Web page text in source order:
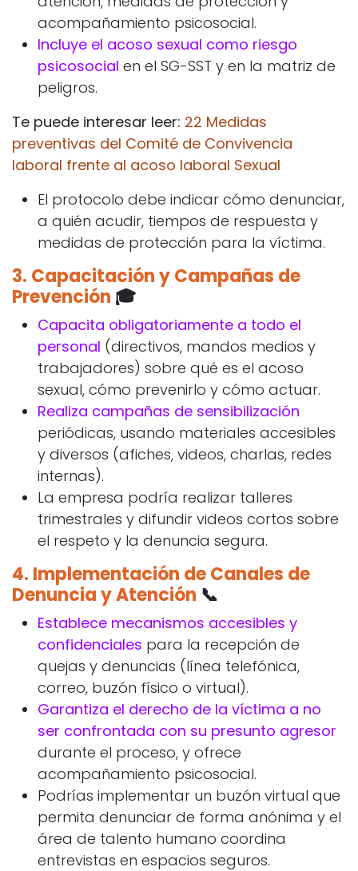
acompañamiento psicosocial.
Incluye el acoso sexual como riesgo
psicosocial en el SG-SST y en la matriz de
peligros.
Te puede interesar leer: 22 Medidas
preventivas del Comité de Convivencia
laboral frente al acoso laboral Sexual
El protocolo debe indicar cómo denunciar,
a quién acudir, tiempos de respuesta y
medidas de protección para la víctima.
3. Capacitación y Campañas de
Prevención 🎓
Capacita obligatoriamente a todo el
personal (directivos, mandos medios y
trabajadores) sobre qué es el acoso
sexual, cómo prevenirlo y cómo actuar.
Realiza campañas de sensibilización
periódicas, usando materiales accesibles
y diversos (afiches, videos, charlas, redes
internas).
La empresa podría realizar talleres
trimestrales y difundir videos cortos sobre
el respeto y la denuncia segura.
4. Implementación de Canales de
Denuncia y Atención 📞
Establece mecanismos accesibles y
confidenciales para la recepción de
quejas y denuncias (línea telefónica,
correo, buzón físico o virtual).
Garantiza el derecho de la víctima a no
ser confrontada con su presunto agresor
durante el proceso, y ofrece
acompañamiento psicosocial.
Podrías implementar un buzón virtual que
permita denunciar de forma anónima y el
área de talento humano coordina
entrevistas en espacios seguros.